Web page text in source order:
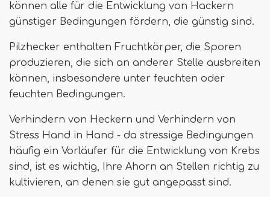
können alle für die Entwicklung von Hackern
günstiger Bedingungen fördern, die günstig sind.
Pilzhecker enthalten Fruchtkörper, die Sporen
produzieren, die sich an anderer Stelle ausbreiten
können, insbesondere unter feuchten oder
feuchten Bedingungen.
Verhindern von Heckern und Verhindern von
Stress Hand in Hand - da stressige Bedingungen
häufig ein Vorläufer für die Entwicklung von Krebs
sind, ist es wichtig, Ihre Ahorn an Stellen richtig zu
kultivieren, an denen sie gut angepasst sind.